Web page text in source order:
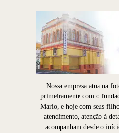
Nossa empresa atua na
primeiramente com o
Mario, e hoje com seus
atendimento, atenção à
acompanham desde o